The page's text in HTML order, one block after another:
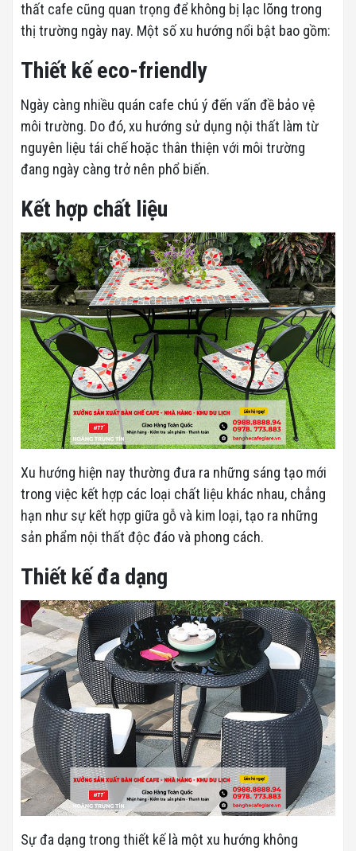
thất cafe cũng quan trọng để không bị lạc lõng trong
thị trường ngày nay. Một số xu hướng nổi bật bao gồm:
Thiết kế eco-friendly
Ngày càng nhiều quán cafe chú ý đến vấn đề bảo vệ
môi trường. Do đó, xu hướng sử dụng nội thất làm từ
nguyên liệu tái chế hoặc thân thiện với môi trường
đang ngày càng trở nên phổ biến.
Kết hợp chất liệu
Xu hướng hiện nay thường đưa ra những sáng tạo mới
trong việc kết hợp các loại chất liệu khác nhau, chẳng
hạn như sự kết hợp giữa gỗ và kim loại, tạo ra những
sản phẩm nội thất độc đáo và phong cách.
Thiết kế đa dạng
Sự đa dạng trong thiết kế là một xu hướng không